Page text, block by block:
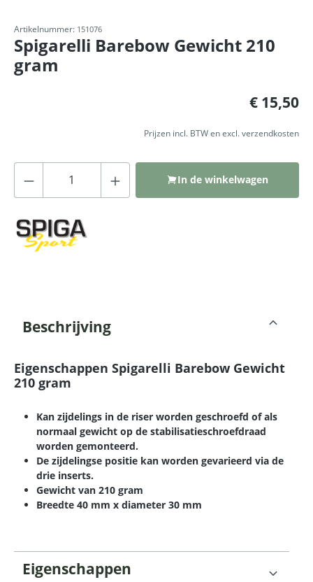
Artikelnummer: 151076
Spigarelli Barebow Gewicht 210
gram
€ 15,50
Prijzen incl. BTW en excl. verzendkosten
Producthoeveelheid: Voer de
In de winkelwagen
Beschrijving
Eigenschappen Spigarelli Barebow Gewicht
210 gram
Kan zijdelings in de riser worden geschroefd of als
normaal gewicht op de stabilisatieschroefdraad
worden gemonteerd.
De zijdelingse positie kan worden gevarieerd via de
drie inserts.
Gewicht van 210 gram
Breedte 40 mm x diameter 30 mm
Eigenschappen